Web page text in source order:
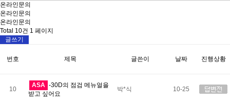
온라인문의
온라인문의
온라인문의
Total 10건 1 페이지
글쓰기
번호 제목 글쓴이 날짜 진행상황
10
ASA -30D의 점검 메뉴얼을
받고 싶어요
박*식 10-25